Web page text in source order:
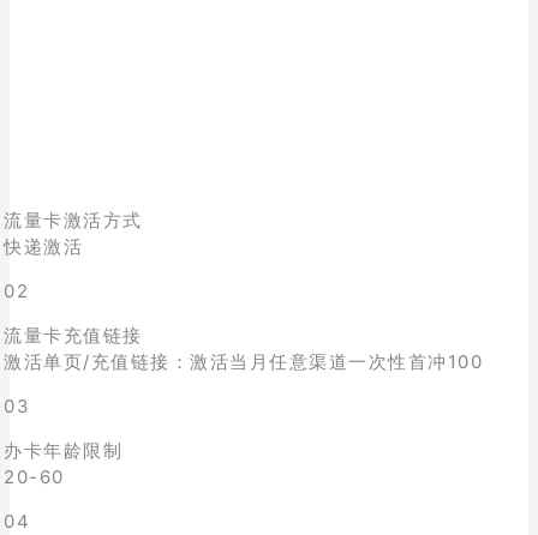
流量卡激活方式
快递激活
02
流量卡充值链接
激活单页/充值链接：激活当月任意渠道一次性首冲100
03
办卡年龄限制
20-60
04